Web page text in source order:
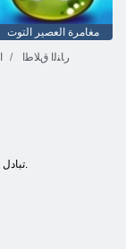
مغامرة العصير التوت
ﺭﺎﻨﻟﺍ ﻕﻼ ﻃﺍ
A = تبادل لاطلاق النار والسهام = نقل.